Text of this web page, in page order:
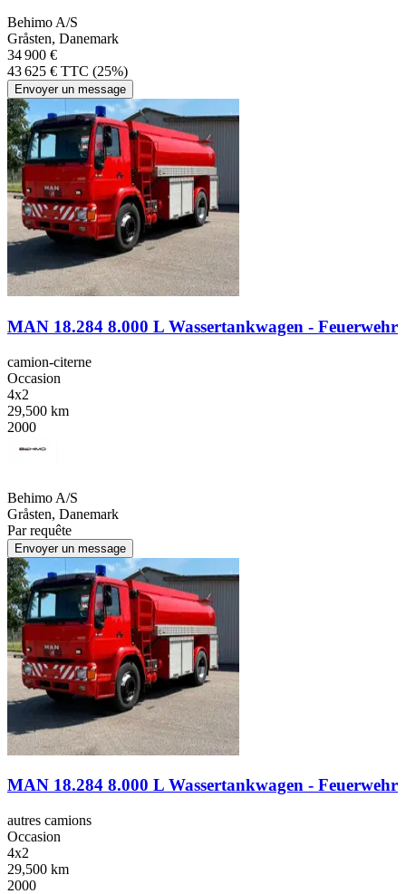
Behimo A/S
Gråsten, Danemark
34 900 €
43 625 € TTC (25%)
Envoyer un message
MAN 18.284 8.000 L Wassertankwagen - Feuerwehr
camion-citerne
Occasion
4x2
29,500 km
2000
Behimo A/S
Gråsten, Danemark
Par requête
Envoyer un message
MAN 18.284 8.000 L Wassertankwagen - Feuerwehr
autres camions
Occasion
4x2
29,500 km
2000